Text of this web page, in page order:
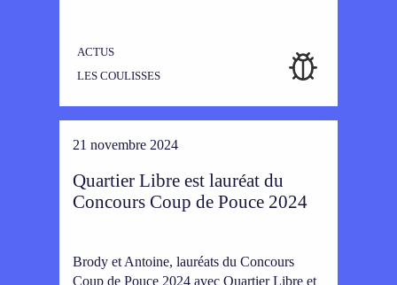
ACTUS
LES COULISSES
21 novembre 2024
Quartier Libre est lauréat du
Concours Coup de Pouce 2024
Brody et Antoine, lauréats du Concours
Coup de Pouce 2024 avec Quartier Libre et